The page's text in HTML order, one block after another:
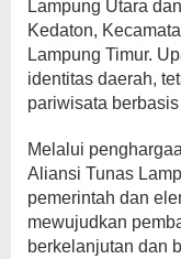
Lampung Utara
Kedaton,
Lampung Timur.
identitas daerah,
pariwisata
Melalui
Aliansi Tunas
pemerintah dan
mewujudkan
berkelanjutan dan